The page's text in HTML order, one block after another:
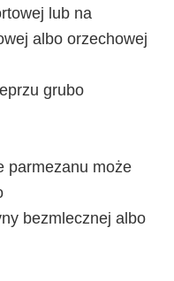
lub na
albo orzechowej
grubo
parmezanu może
bezmlecznej albo